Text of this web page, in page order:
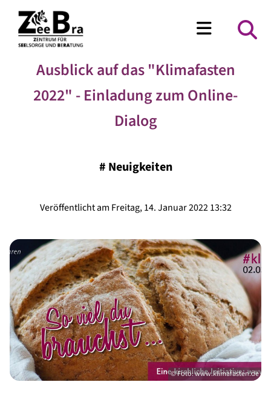
Ausblick auf das "Klimafasten
2022" - Einladung zum Online-
Dialog
# Neuigkeiten
Veröffentlicht am Freitag, 14. Januar 2022 13:32
© Foto: www.klimafasten.de